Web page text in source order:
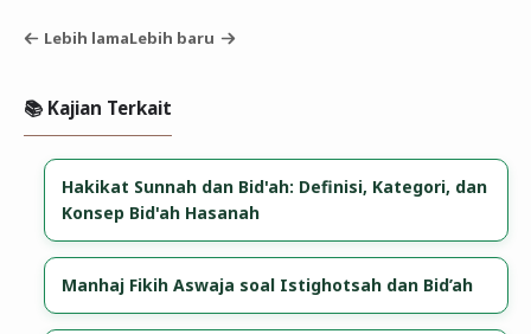
Lebih lamaLebih baru
📚 Kajian Terkait
​Hakikat Sunnah dan Bid'ah: Definisi, Kategori, dan
Konsep Bid'ah Hasanah
Manhaj Fikih Aswaja soal Istighotsah dan Bid’ah